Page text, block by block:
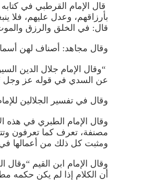
قال الإمام القرطبي في
بأرزاقهم، وعدل عليهم، فلا
قال: في الخلق والرزق
وقال مجاهد: أصناف لهن
“وقال الإمام جلال الدين
عن السدي في قوله عز وجل
وقال في تفسير الجلالين
وقال الإمام الطبري في هذه
مصنفة، تعرف كما تعرفون
ومثبت كل ذلك من أعمالها في
وقال الإمام ابن القيم
أن الكلام إذا لم يكن حكمه